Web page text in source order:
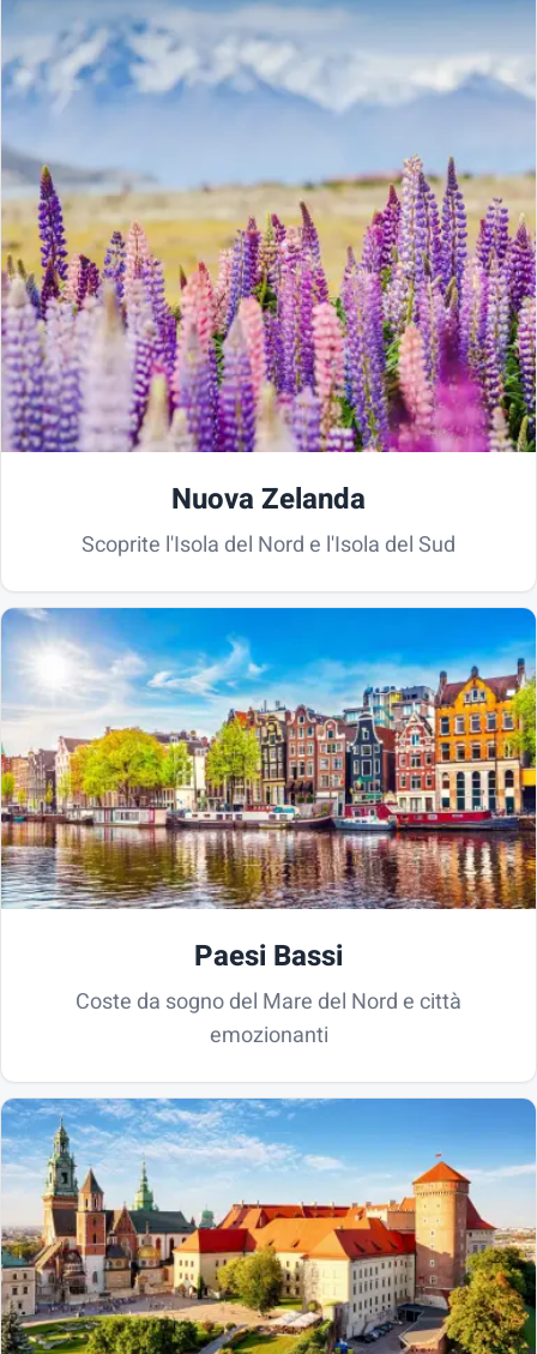
Nuova Zelanda
Scoprite l'Isola del Nord e l'Isola del Sud
Paesi Bassi
Coste da sogno del Mare del Nord e città
emozionanti